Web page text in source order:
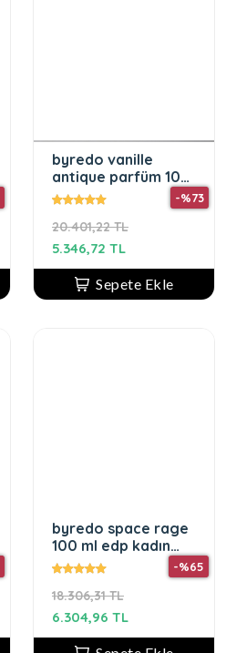
byredo vanille
antique parfüm 100
ML UNISEX
20.401,22 TL
-%73
5.346,72 TL
Sepete Ekle
byredo space rage
100 ml edp kadın
parfüm
18.306,31 TL
-%65
6.304,96 TL